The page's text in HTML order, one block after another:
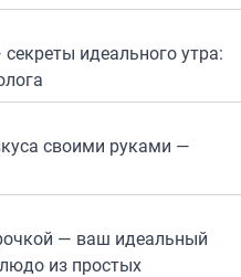
идеального утра:
своими руками —
— ваш идеальный
из простых